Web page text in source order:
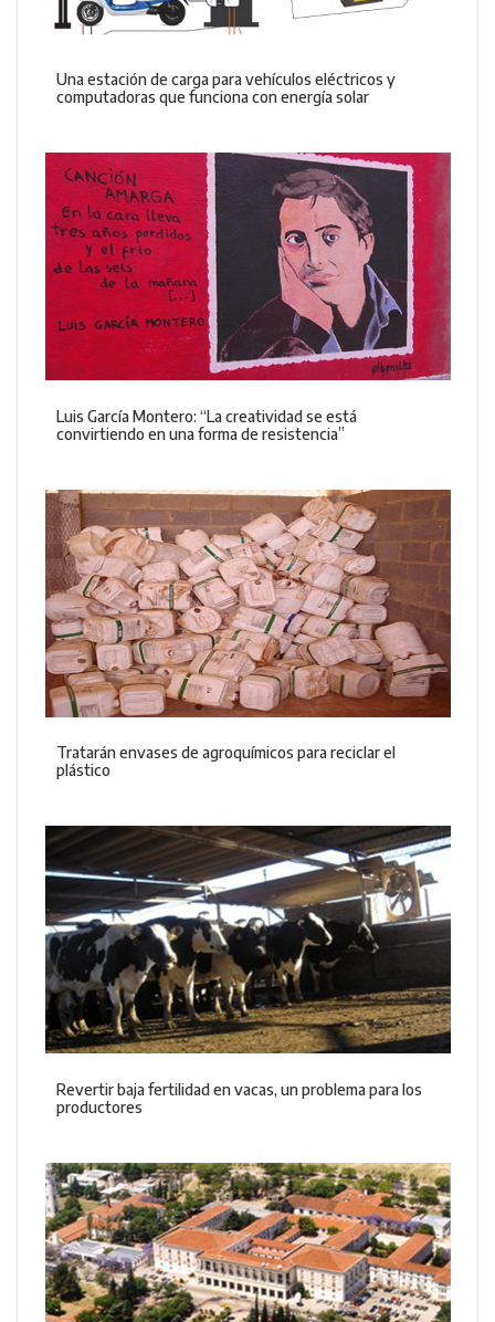
Una estación de carga para vehículos eléctricos y
computadoras que funciona con energía solar
Luis García Montero: “La creatividad se está
convirtiendo en una forma de resistencia”
Tratarán envases de agroquímicos para reciclar el
plástico
Revertir baja fertilidad en vacas, un problema para los
productores